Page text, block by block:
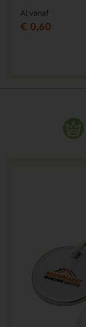
Al vanaf
€ 0,60